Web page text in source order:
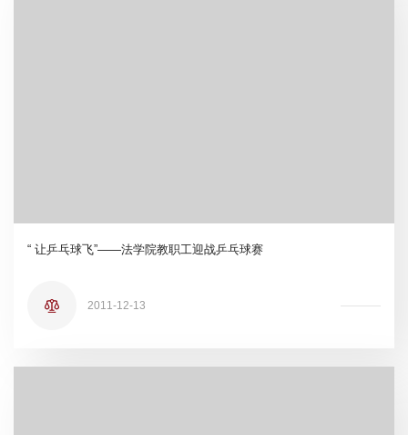
“ 让乒乓球飞”——法学院教职工迎战乒乓球赛
2011-12-13